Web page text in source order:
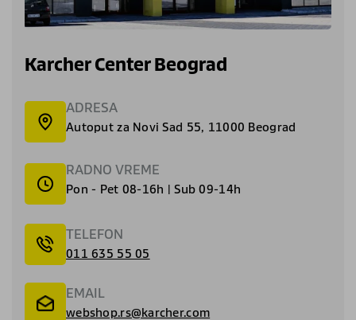
Karcher Center Beograd
ADRESA
Autoput za Novi Sad 55, 11000 Beograd
RADNO VREME
Pon - Pet 08-16h | Sub 09-14h
TELEFON
011 635 55 05
EMAIL
webshop.rs@karcher.com